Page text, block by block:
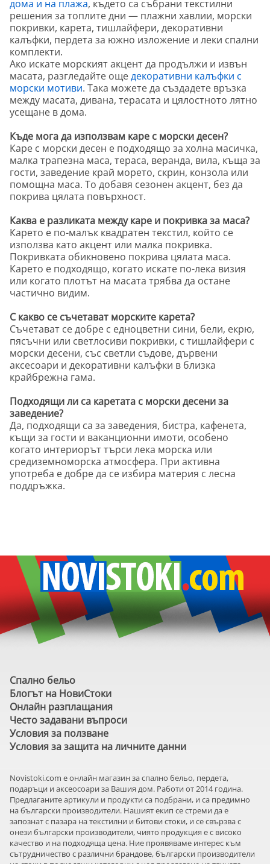
дома и на плажа, където са събрани текстилни
решения за топлите дни — плажни хавлии, морски
покривки, карета, тишлайфери, декоративни
калъфки, пердета за южно изложение и леки спални
комплекти.
Ако искате морският акцент да продължи и извън
масата, разгледайте ощедекоративни калъфки с
морски мотиви. Така можете да създадете връзка
между масата, дивана, терасата и цялостното лятно
усещане в дома.
Къде мога да използвам каре с морски десен?
Каре с морски десен е подходящо за холна масичка,
малка трапезна маса, тераса, веранда, вила, къща за
гости, заведение край морето, скрин, конзола или
помощна маса. То добавя сезонен акцент, без да
покрива цялата повърхност.
Каква е разликата между каре и покривка за маса?
Карето е по-малък квадратен текстил, който се
използва като акцент или малка покривка.
Покривката обикновено покрива цялата маса.
Карето е подходящо, когато искате по-лека визия
или когато плотът на масата трябва да остане
частично видим.
С какво се съчетават морските карета?
Съчетават се добре с едноцветни сини, бели, екрю,
пясъчни или светлосиви покривки, с тишлайфери с
морски десени, със светли съдове, дървени
аксесоари и декоративни калъфки в близка
крайбрежна гама.
Подходящи ли са каретата с морски десени за
заведение?
Да, подходящи са за заведения, бистра, кафенета,
къщи за гости и ваканционни имоти, особено
когато интериорът търси лека морска или
средиземноморска атмосфера. При активна
употреба е добре да се избира материя с лесна
поддръжка.
Спално бельо
Блогът на НовиСтоки
Онлайн разплащания
Често задавани въпроси
Условия за ползване
Условия за защита на личните данни
Novistoki.com e онлайн магазин за спално бельо, пердета,
подаръци и аксеосоари за Вашия дом. Работи от 2014 година.
Предлаганите артикули и продукти са подбрани, и са предимно
на български производители. Нашият екип се стреми да е
запознат с пазара на текстилни и битови стоки, и се свързва с
онези български производители, чиято продукция е с високо
качество и на подходяща цена. Ние проявяваме интерес към
сътрудничество с различни брандове, български производители